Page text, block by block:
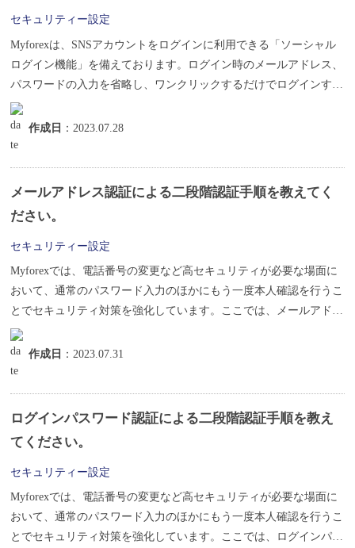
セキュリティー設定
Myforexは、SNSアカウントをログインに利用できる「ソーシャル
ログイン機能」を備えております。ログイン時のメールアドレス、
パスワードの入力を省略し、ワンクリックするだけでログインする
こ...
作成日 ：2023.07.28
メールアドレス認証による二段階認証手順を教えてく
ださい。
セキュリティー設定
Myforexでは、電話番号の変更など高セキュリティが必要な場面に
おいて、通常のパスワード入力のほかにもう一度本人確認を行うこ
とでセキュリティ対策を強化しています。ここでは、メールアドレ
スを...
作成日 ：2023.07.31
ログインパスワード認証による二段階認証手順を教え
てください。
セキュリティー設定
Myforexでは、電話番号の変更など高セキュリティが必要な場面に
おいて、通常のパスワード入力のほかにもう一度本人確認を行うこ
とでセキュリティ対策を強化しています。ここでは、ログインパス